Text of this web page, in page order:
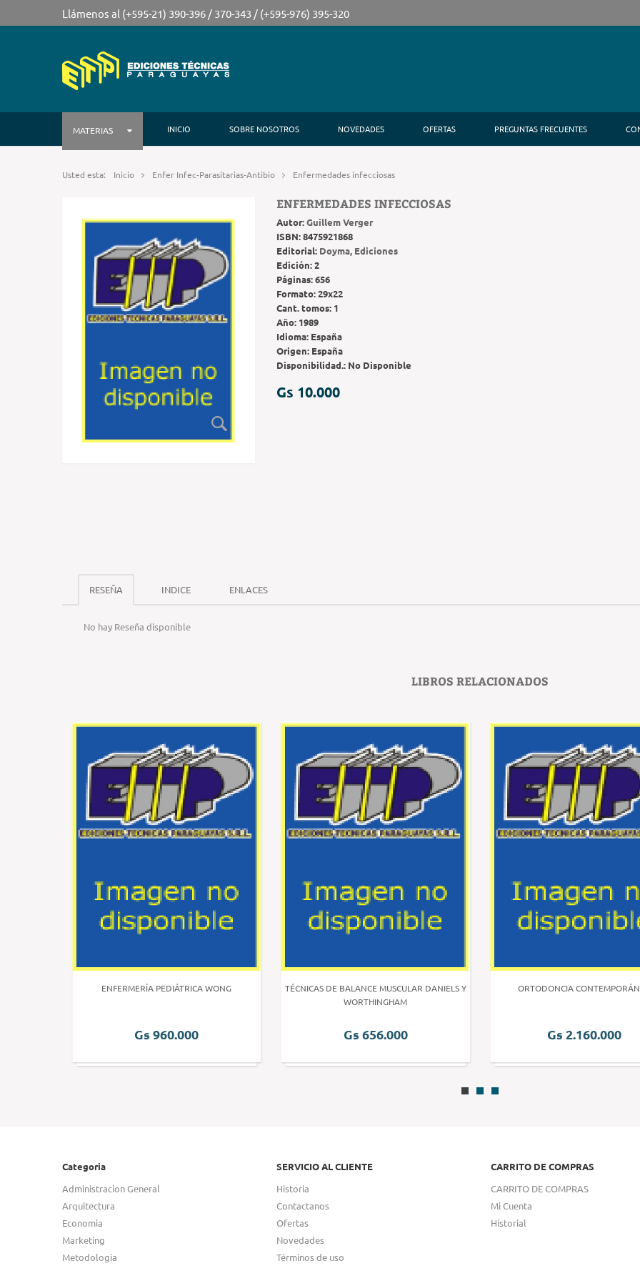
Llámenos al (+595-21) 390-396 / 370-343 / (+595-976) 395-320
MATERIAS INICIO SOBRE NOSOTROS NOVEDADES OFERTAS PREGUNTAS FRECUENTES
Usted esta: Inicio Enfer Infec-Parasitarias-Antibio Enfermedades infecciosas
ENFERMEDADES INFECCIOSAS
Autor:Guillem Verger
ISBN:8475921868
Editorial: Doyma, Ediciones
Edición:2
Páginas:656
Formato:29x22
Cant. tomos: 1
Año: 1989
Idioma: España
Origen: España
Disponibilidad.: No Disponible
Gs 10.000
RESEÑA INDICE ENLACES
No hay Reseña disponible
LIBROS RELACIONADOS
ENFERMERÍA PEDIÁTRICA WONG
Gs 960.000
TÉCNICAS DE BALANCE MUSCULAR DANIELS Y
WORTHINGHAM
Gs 656.000
ORTODONCIA
Gs 2.160.000
Categoria
Administracion General
Arquitectura
Economia
Marketing
Metodologia
SERVICIO AL CLIENTE
Historia
Contactanos
Ofertas
Novedades
Términos de uso
CARRITO DE COMPRAS
CARRITO DE COMPRAS
Mi Cuenta
Historial